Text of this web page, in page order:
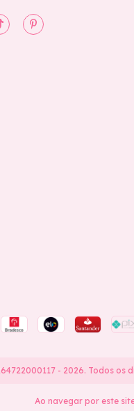
Ao navegar por este
- 2026. Todos os